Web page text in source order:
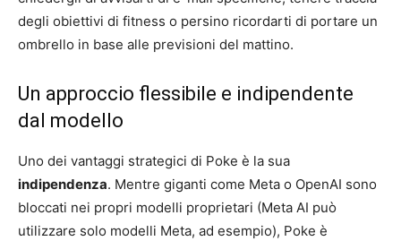
degli obiettivi di fitness o persino ricordarti di portare un
ombrello in base alle previsioni del mattino.
Un approccio flessibile e indipendente
dal modello
Uno dei vantaggi strategici di Poke è la sua
indipendenza. Mentre giganti come Meta o OpenAI sono
bloccati nei propri modelli proprietari (Meta AI può
utilizzare solo modelli Meta, ad esempio), Poke è